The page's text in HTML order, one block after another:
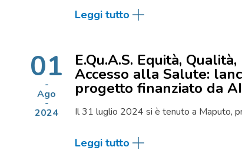
Leggi tutto
01
Ago
2024
E.Qu.A.S. Equità, Qualità,
Accesso alla Salute:
progetto finanziato da
Il 31 luglio 2024 si è tenuto a Maputo,
Leggi tutto